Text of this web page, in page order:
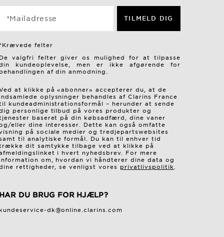
*Mailadresse TILMELD DIG
felter
valgfri felter giver os mulighed for at tilpasse
kundeoplevelse, men er ikke afgørende for
af ​​din anmodning.
at klikke på «abonner» accepterer du, at de
oplysninger behandles af Clarins France
kundeadministrationsformål – herunder at sende
personlige tilbud på vores produkter og
baseret på din købsadfærd, dine vaner
eller dine interesser. Dette kan også omfatte
på sociale medier og tredjepartswebsites
til analytiske formål. Du kan til enhver tid
dit samtykke tilbage ved at klikke på
i hvert nyhedsbrev. For mere
om, hvordan vi håndterer dine data og
rettigheder, se venligst vores privatlivspolitik
DU BRUG FOR HJÆLP?
dk@online.clarins.com